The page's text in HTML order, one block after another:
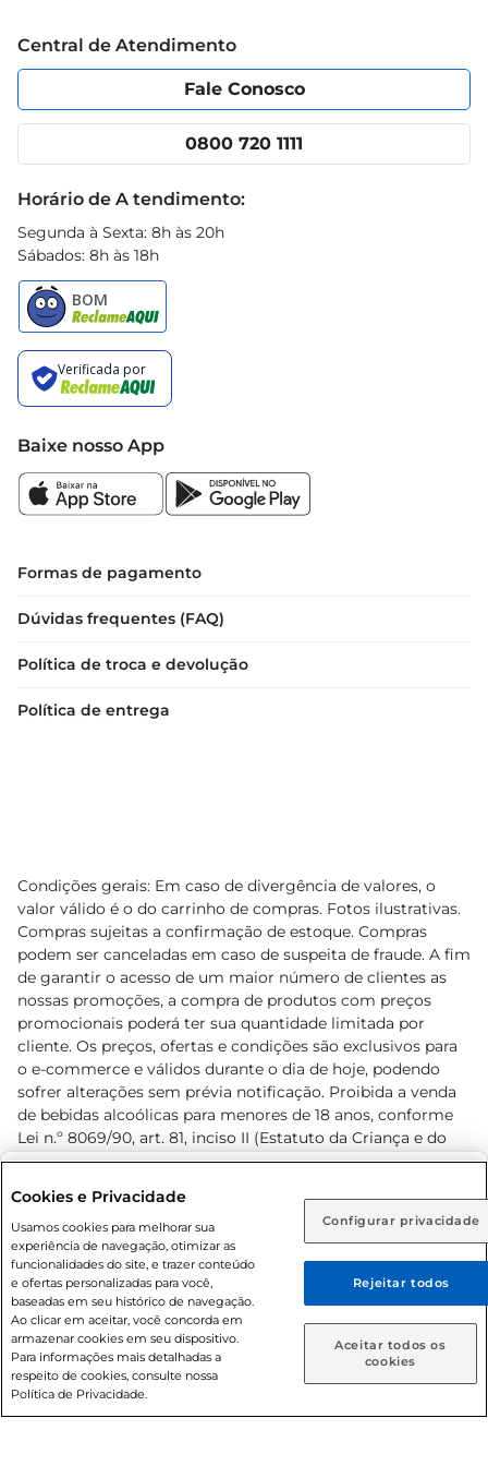
Rio de Janeiro (RJ) Goiás (GO)
Ou
Caso queira comprar online, informe como deseja receber
suas compras:
Entrega em casa Retire em Loja
sempreum estoque em casa.
Política de Privacidade
Portal do fornecedor
Cencosud Media
Código de Ética
App Prezunic
Central de Atendimento
Fale Conosco
0800 720 1111
Horário de A tendimento:
Segunda à Sexta: 8h às 20h
Sábados: 8h às 18h
Baixe nosso App
Formas de pagamento
Dúvidas frequentes (FAQ)
Política de troca e devolução
Política de entrega
Condições gerais: Em caso de divergência de valores, o
valor válido é o do carrinho de compras. Fotos ilustrativas.
Compras sujeitas a confirmação de estoque. Compras
podem ser canceladas em caso de suspeita de fraude. A fim
de garantir o acesso de um maior número de clientes as
nossas promoções, a compra de produtos com preços
promocionais poderá ter sua quantidade limitada por
cliente. Os preços, ofertas e condições são exclusivos para
o e-commerce e válidos durante o dia de hoje, podendo
sofrer alterações sem prévia notificação. Proibida a venda
de bebidas alcoólicas para menores de 18 anos, conforme
Lei n.º 8069/90, art. 81, inciso II (Estatuto da Criança e do
Adolescente). Preços e condições exclusivos para o
prévio. O valor mínimo para as compras on-line é de R$
80,00.
© 2026 Copyright. Todos os direitos
reservados Prezunic.
Cookies e Privacidade
Usamos cookies para melhorar sua
experiência de navegação, otimizar as
funcionalidades do site, e trazer conteúdo
e ofertas personalizadas para você,
baseadas em seu histórico de navegação.
Ao clicar em aceitar, você concorda em
armazenar cookies em seu dispositivo.
Para informações mais detalhadas a
respeito de cookies, consulte nossa
Política de Privacidade.
Configurar privacidade
Rejeitar todos
Aceitar todos os
cookies